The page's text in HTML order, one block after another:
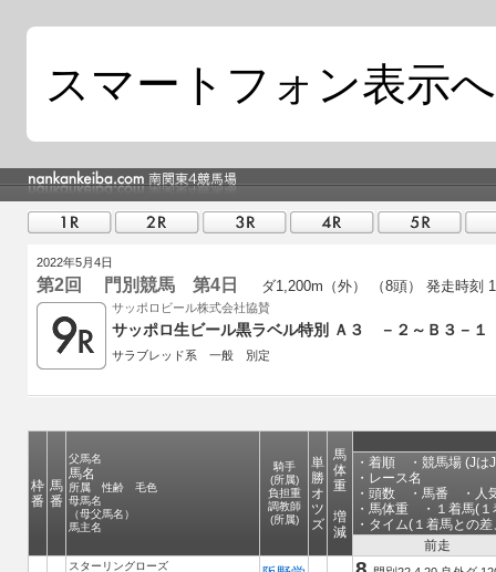
スマートフォン表示へ
2022年5月4日
第2回 門別競馬 第4日 ダ1,200m（外） （8頭） 発走時刻
サッポロビール株式会社協賛
サッポロ生ビール黒ラベル特別 Ａ３ －２～Ｂ３－１
サラブレッド系 一般 別定
枠
番
馬
番
父馬名
馬名
所属 性齢 毛色
母馬名
（母父馬名）
馬主名
騎手
(所属)
負担重
調教師
(所属)
単
勝
オ
ツ
ズ
馬
体
重
増
減
・着順 ・競馬場 (Jは
・レース名
・頭数 ・馬番 ・人
・馬体重 ・１着馬(１
・タイム(１着馬との
前走
スターリングローズ